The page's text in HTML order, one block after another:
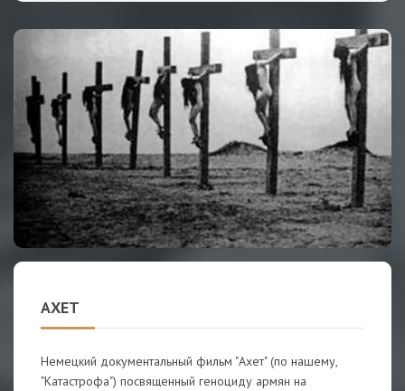
АХЕТ
Немецкий документальный фильм "Ахет" (по нашему,
"Катастрофа") посвященный геноциду армян на